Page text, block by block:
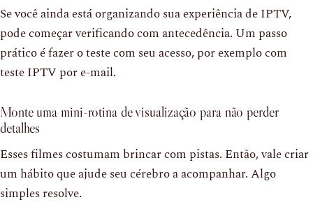
Se você ainda está organizando sua experiência de IPTV,
pode começar verificando com antecedência. Um passo
prático é fazer o teste com seu acesso, por exemplo com
teste IPTV por e-mail.
Monte uma mini-rotina de visualização para não perder
detalhes
Esses filmes costumam brincar com pistas. Então, vale criar
um hábito que ajude seu cérebro a acompanhar. Algo
simples resolve.